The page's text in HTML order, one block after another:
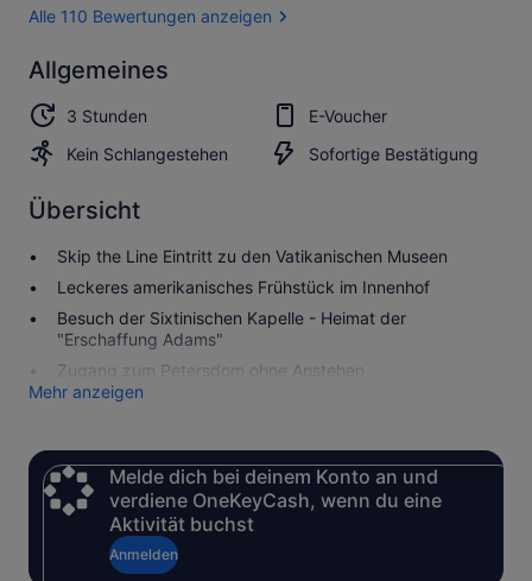
Alle 110 Bewertungen anzeigen
9.29.2 von 10
Wunderbar
Alle 110
Bewertungen
anzeigen
Allgemeines
3 Stunden
E-Voucher
Kein Schlangestehen
Sofortige Bestätigung
Übersicht
Skip the Line Eintritt zu den Vatikanischen Museen
Leckeres amerikanisches Frühstück im Innenhof
Besuch der Sixtinischen Kapelle - Heimat der
"Erschaffung Adams"
Zugang zum Petersdom ohne Anstehen
Mehr anzeigen
Melde dich bei deinem Konto an und
verdiene OneKeyCash, wenn du eine
Aktivität buchst
Anmelden